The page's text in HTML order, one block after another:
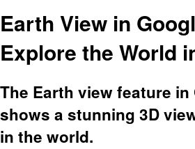
Earth View in
Explore the World
The Earth view feature in
shows a stunning 3D
in the world.